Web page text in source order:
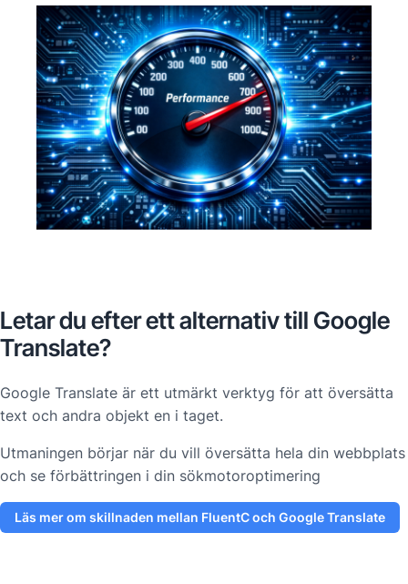
Letar du efter ett alternativ till Google
Translate?
Google Translate är ett utmärkt verktyg för att översätta
text och andra objekt en i taget.
Utmaningen börjar när du vill översätta hela din webbplats
och se förbättringen i din sökmotoroptimering
Läs mer om skillnaden mellan FluentC och Google Translate